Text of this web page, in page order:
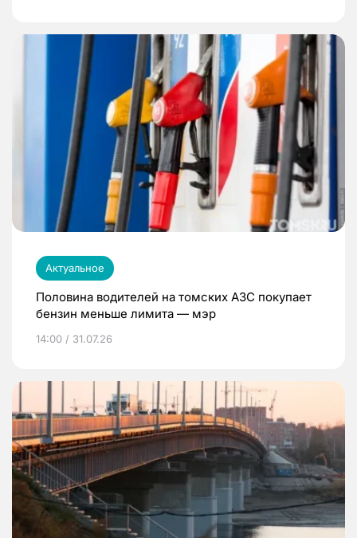
Актуальное
Половина водителей на томских АЗС покупает
бензин меньше лимита — мэр
14:00 / 31.07.26